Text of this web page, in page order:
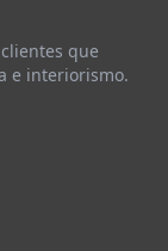
que
e interiorismo.